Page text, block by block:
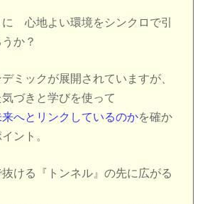
心地よい環境をシンクロで引
か？
ミックが展開されていますが、
づきと学びを使って
へとリンクしているのかを確か
ント。
抜ける『トンネル』の先に広がる